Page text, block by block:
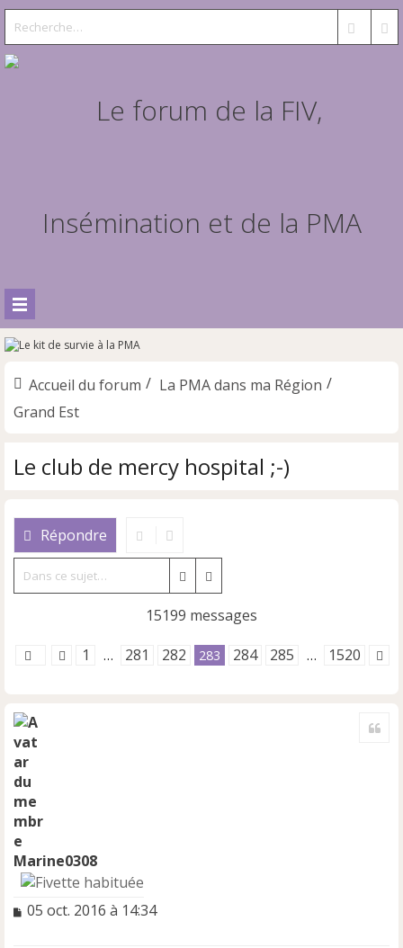
Accueil du forum
La PMA dans ma Région
Grand Est
Le club de mercy hospital ;-)
Répondre
Rechercher
15199 messages
1 … 281 282 283 284 285 … 1520
Marine0308
M
05 oct. 2016 à 14:34